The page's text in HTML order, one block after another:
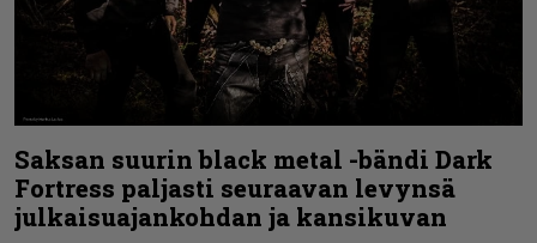
Saksan suurin black metal -bändi Dark
Fortress paljasti seuraavan levynsä
julkaisuajankohdan ja kansikuvan